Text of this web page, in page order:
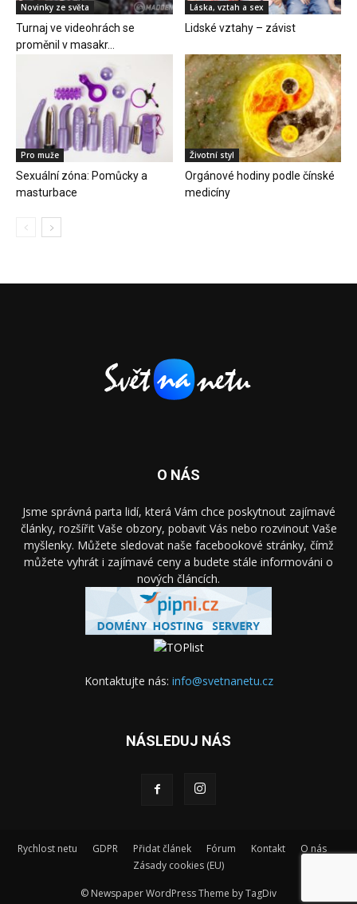
Novinky ze světa
Turnaj ve videohrách se
proměnil v masakr…
Láska, vztah a sex
Lidské vztahy – závist
Pro muže
Sexuální zóna: Pomůcky a
masturbace
Životní styl
Orgánové hodiny podle čínské
medicíny
O NÁS
Jsme správná parta lidí, která Vám chce poskytnout zajímavé
články, rozšířit Vaše obzory, pobavit Vás nebo rozvinout Vaše
myšlenky. Můžete sledovat naše facebookové stránky, čímž
můžete vyhrát i zajímavé ceny a budete stále informováni o
nových článcích.
Kontaktujte nás: info@svetnanetu.cz
NÁSLEDUJ NÁS
Rychlost netu GDPR Přidat článek Fórum Kontakt
O nás
Zásady cookies (EU)
© Newspaper WordPress Theme by TagDiv